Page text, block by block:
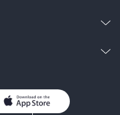
男子向けラノベ
お問い合わせ